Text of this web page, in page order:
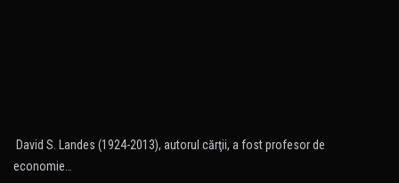
David S. Landes (1924-2013), autorul cărţii, a fost profesor de
economie…